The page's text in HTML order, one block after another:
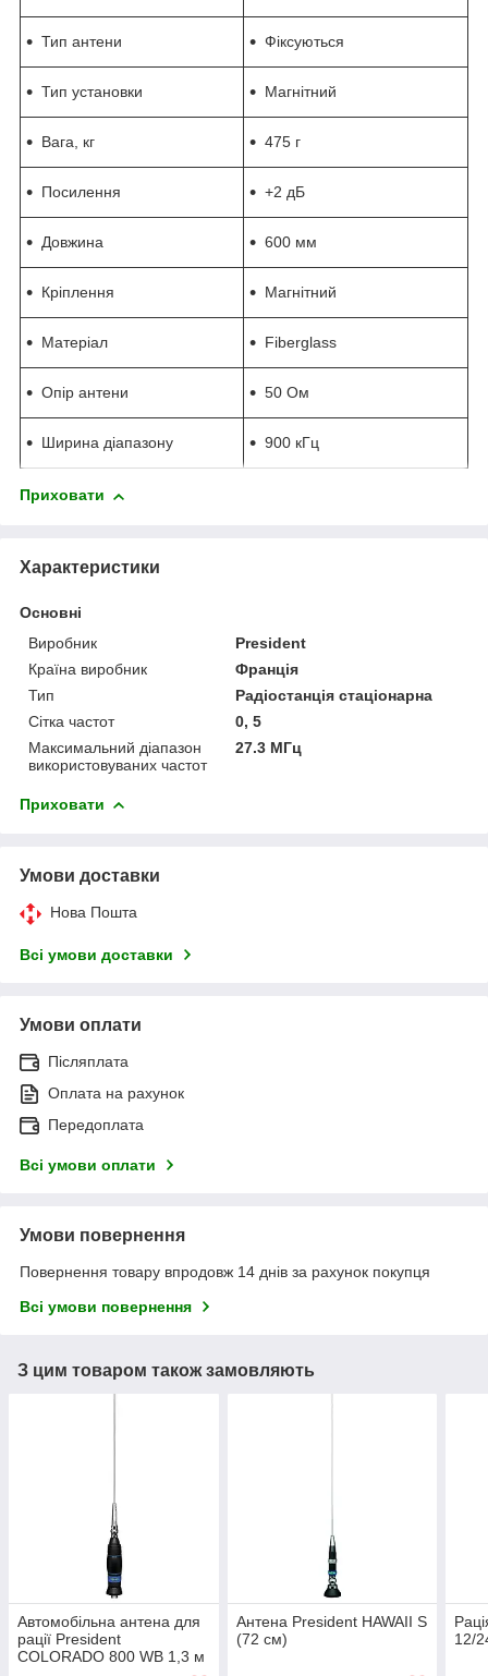
Тип антени Фіксуються
Тип установки Магнітний
Вага, кг 475 г
Посилення +2 дБ
Довжина 600 мм
Кріплення Магнітний
Матеріал Fiberglass
Опір антени 50 Ом
Ширина діапазону 900 кГц
Приховати
Характеристики
Основні
Виробник
President
Країна виробник
Франція
Тип
Радіостанція стаціонарна
Сітка частот
0, 5
Максимальний діапазон
використовуваних частот
27.3 МГц
Приховати
Умови доставки
Нова Пошта
Всі умови доставки
Умови оплати
Післяплата
Оплата на рахунок
Передоплата
Всі умови оплати
Умови повернення
Повернення товару впродовж 14 днів за рахунок покупця
Всі умови повернення
З цим товаром також замовляють
Автомобільна антена для
рації President
COLORADO 800 WB 1,3 м
Антена President HAWAII S
(72 см)
12/